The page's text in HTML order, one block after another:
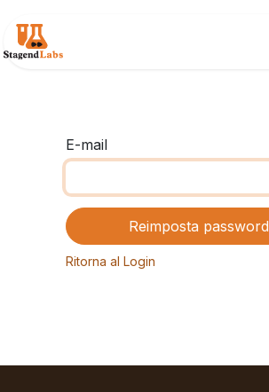
E-mail
Reimposta password
Ritorna al Login